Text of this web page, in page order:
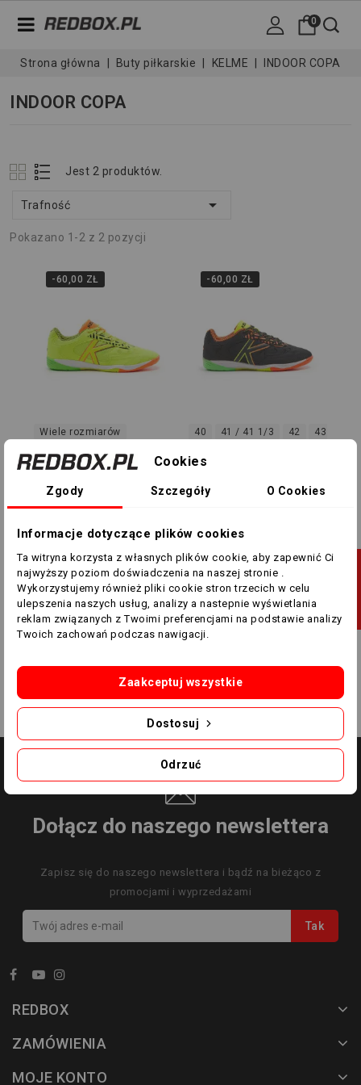
0
Strona główna Buty piłkarskie KELME INDOOR COPA
INDOOR COPA
Jest 2 produktów.
Trafność 
Pokazano 1-2 z 2 pozycji
-60,00 ZŁ
Wiele rozmiarów
Halówki Kelme Indoor
Copa 55257 1402
279,00 zł
-60,00 ZŁ
40 41 / 41 1/3 42 43 / 43
279,00 zł 219,00 zł
1
INDOOR COPA
Dołącz do naszego newslettera
Zapisz się do naszego newslettera i bądź na bieżąco z
promocjami i wyprzedażami
REDBOX
ZAMÓWIENIA
MOJE KONTO
Cookies
Zgody Szczegóły O Cookies
Informacje dotyczące plików cookies
Ta witryna korzysta z własnych plików cookie, aby zapewnić Ci
najwyższy poziom doświadczenia na naszej stronie .
Wykorzystujemy również pliki cookie stron trzecich w celu
ulepszenia naszych usług, analizy a nastepnie wyświetlania
reklam związanych z Twoimi preferencjami na podstawie analizy
Twoich zachowań podczas nawigacji.
Odrzuć
Dostosuj
Zaakceptuj wszystkie